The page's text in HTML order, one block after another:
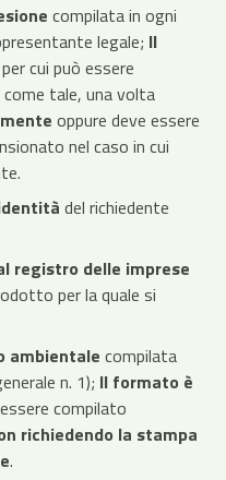
compilata in ogni
legale; Il
per cui può essere
tale, una volta
oppure deve essere
nel caso in cui
del richiedente
registro delle imprese
per la quale si
ambientale compilata
n. 1); Il formato è
compilato
richiedendo la stampa
.